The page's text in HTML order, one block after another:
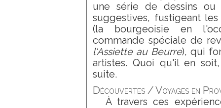
une série de dessins
suggestives, fustigeant
(la bourgeoisie en
commande spéciale de
l'Assiette au Beurre), qui
artistes. Quoi qu'il en
suite.
Découvertes / Voyages en
À travers ces